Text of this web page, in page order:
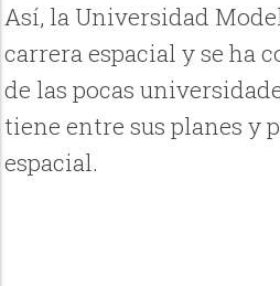
Así, la Universidad
carrera espacial y se ha
de las pocas
tiene entre sus planes y
espacial.